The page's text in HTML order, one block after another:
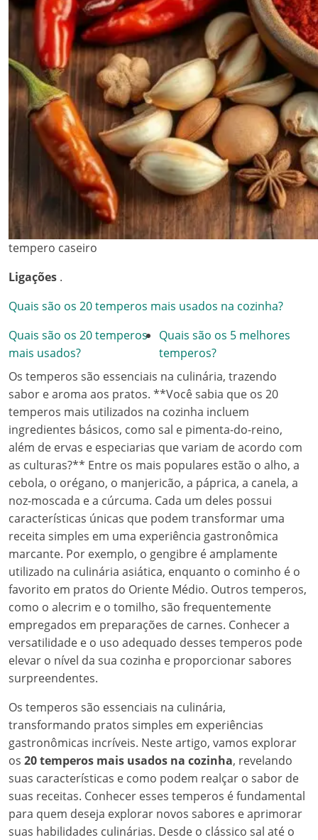
tempero caseiro
Ligações .
Quais são os 20 temperos mais usados na cozinha?
Quais são os 20 temperos
mais usados?
Quais são os 5 melhores
temperos?
Os temperos são essenciais na culinária, trazendo
sabor e aroma aos pratos. **Você sabia que os 20
temperos mais utilizados na cozinha incluem
ingredientes básicos, como sal e pimenta-do-reino,
além de ervas e especiarias que variam de acordo com
as culturas?** Entre os mais populares estão o alho, a
cebola, o orégano, o manjericão, a páprica, a canela, a
noz-moscada e a cúrcuma. Cada um deles possui
características únicas que podem transformar uma
receita simples em uma experiência gastronômica
marcante. Por exemplo, o gengibre é amplamente
utilizado na culinária asiática, enquanto o cominho é o
favorito em pratos do Oriente Médio. Outros temperos,
como o alecrim e o tomilho, são frequentemente
empregados em preparações de carnes. Conhecer a
versatilidade e o uso adequado desses temperos pode
elevar o nível da sua cozinha e proporcionar sabores
surpreendentes.
Os temperos são essenciais na culinária,
transformando pratos simples em experiências
gastronômicas incríveis. Neste artigo, vamos explorar
os 20 temperos mais usados na cozinha, revelando
suas características e como podem realçar o sabor de
suas receitas. Conhecer esses temperos é fundamental
para quem deseja explorar novos sabores e aprimorar
suas habilidades culinárias. Desde o clássico sal até o